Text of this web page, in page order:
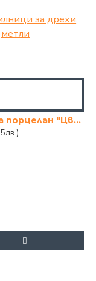
за дрехи,
метли
Купичка порцелан "Цвете" 7" (17.78см)